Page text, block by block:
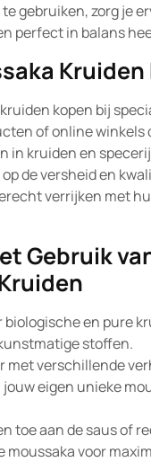
gebruiken, zorg je
perfect in balans
Kruiden
kopen bij
of online winkels
in kruiden en
de versheid en
verrijken met
Gebruik
biologische en pure
stoffen.
met verschillende
eigen unieke
toe aan de saus of
moussaka voor